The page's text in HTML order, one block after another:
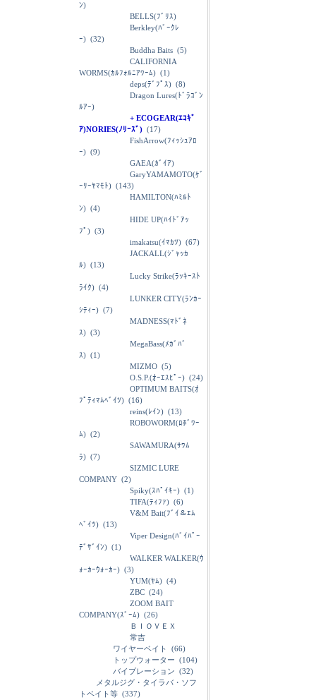
ﾝ)
BELLS(ﾌﾞﾘｽ)
Berkley(ﾊﾞｰｸﾚ
ｰ) (32)
Buddha Baits (5)
CALIFORNIA
WORMS(ｶﾙﾌｫﾙﾆｱﾜｰﾑ) (1)
deps(ﾃﾞﾌﾟｽ) (8)
Dragon Lures(ﾄﾞﾗｺﾞﾝ
ﾙｱｰ)
+ ECOGEAR(ｴｺｷﾞ
ｱ)NORIES(ﾉﾘｰｽﾞ) (17)
FishArrow(ﾌｨｯｼｭｱﾛ
ｰ) (9)
GAEA(ｶﾞｲｱ)
GaryYAMAMOTO(ｹﾞ
ｰﾘｰﾔﾏﾓﾄ) (143)
HAMILTON(ﾊﾐﾙﾄ
ﾝ) (4)
HIDE UP(ﾊｲﾄﾞｱｯ
ﾌﾟ) (3)
imakatsu(ｲﾏｶﾂ) (67)
JACKALL(ｼﾞｬｯｶ
ﾙ) (13)
Lucky Strike(ﾗｯｷｰｽﾄ
ﾗｲｸ) (4)
LUNKER CITY(ﾗﾝｶｰ
ｼﾃｨｰ) (7)
MADNESS(ﾏﾄﾞﾈ
ｽ) (3)
MegaBass(ﾒｶﾞﾊﾞ
ｽ) (1)
MIZMO (5)
O.S.P.(ｵｰｴｽﾋﾟｰ) (24)
OPTIMUM BAITS(ｵ
ﾌﾟﾃｨﾏﾑﾍﾞｲﾂ) (16)
reins(ﾚｲﾝ) (13)
ROBOWORM(ﾛﾎﾞﾜｰ
ﾑ) (2)
SAWAMURA(ｻﾜﾑ
ﾗ) (7)
SIZMIC LURE
COMPANY (2)
Spiky(ｽﾊﾟｲｷｰ) (1)
TIFA(ﾃｨﾌｧ) (6)
V&M Bait(ﾌﾞｲ＆ｴﾑ
ﾍﾞｲﾂ) (13)
Viper Design(ﾊﾞｲﾊﾟｰ
ﾃﾞｻﾞｲﾝ) (1)
WALKER WALKER(ｳ
ｫｰｶｰｳｫｰｶｰ) (3)
YUM(ﾔﾑ) (4)
ZBC (24)
ZOOM BAIT
COMPANY(ｽﾞｰﾑ) (26)
ＢＩＯＶＥＸ
常吉
ワイヤーベイト
(66)
トップウォーター (104)
バイブレーション (32)
メタルジグ・タイラバ・ソフ
トベイト等 (337)